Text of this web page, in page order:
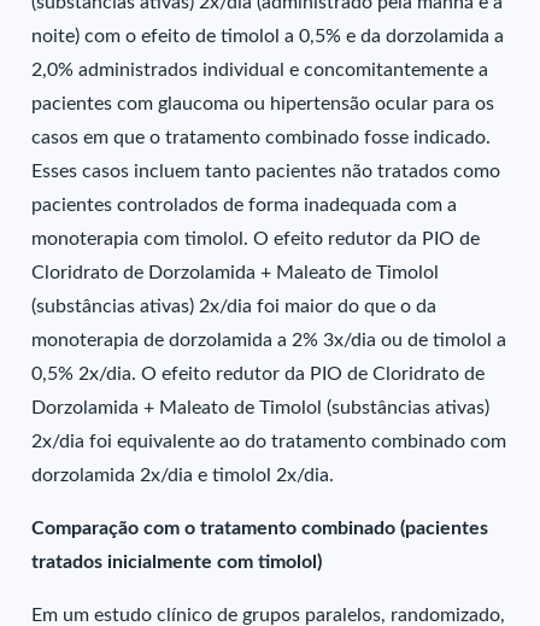
noite) com o efeito de timolol a 0,5% e da dorzolamida a
2,0% administrados individual e concomitantemente a
pacientes com glaucoma ou hipertensão ocular para os
casos em que o tratamento combinado fosse indicado.
Esses casos incluem tanto pacientes não tratados como
pacientes controlados de forma inadequada com a
monoterapia com timolol. O efeito redutor da PIO de
Cloridrato de Dorzolamida + Maleato de Timolol
(substâncias ativas) 2x/dia foi maior do que o da
monoterapia de dorzolamida a 2% 3x/dia ou de timolol a
0,5% 2x/dia. O efeito redutor da PIO de Cloridrato de
Dorzolamida + Maleato de Timolol (substâncias ativas)
2x/dia foi equivalente ao do tratamento combinado com
dorzolamida 2x/dia e timolol 2x/dia.
Comparação com o tratamento combinado (pacientes
tratados inicialmente com timolol)
Em um estudo clínico de grupos paralelos, randomizado,